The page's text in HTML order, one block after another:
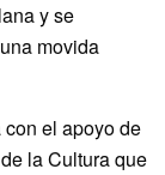
y se
movida
el apoyo de
la Cultura que